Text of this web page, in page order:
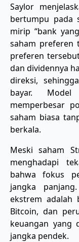
Saylor
bertumpu pada
mirip “bank
saham preferen
preferen
dan dividennya
direksi,
bayar.
memperbesar
saham biasa
berkala.
Meski saham
menghadapi
bahwa fokus
jangka
ekstrem adalah
Bitcoin, dan
keuangan yang
jangka pendek.